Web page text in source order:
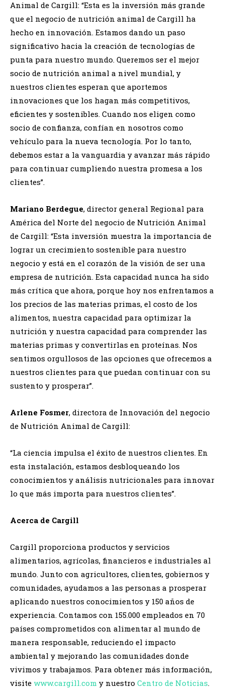
Animal de Cargill: “Esta es la inversión más grande
que el negocio de nutrición animal de Cargill ha
hecho en innovación. Estamos dando un paso
significativo hacia la creación de tecnologías de
punta para nuestro mundo. Queremos ser el mejor
socio de nutrición animal a nivel mundial, y
nuestros clientes esperan que aportemos
innovaciones que los hagan más competitivos,
eficientes y sostenibles. Cuando nos eligen como
socio de confianza, confían en nosotros como
vehículo para la nueva tecnología. Por lo tanto,
debemos estar a la vanguardia y avanzar más rápido
para continuar cumpliendo nuestra promesa a los
clientes”.
Mariano Berdegue, director general Regional para
América del Norte del negocio de Nutrición Animal
de Cargill: “Esta inversión muestra la importancia de
lograr un crecimiento sostenible para nuestro
negocio y está en el corazón de la visión de ser una
empresa de nutrición. Esta capacidad nunca ha sido
más crítica que ahora, porque hoy nos enfrentamos a
los precios de las materias primas, el costo de los
alimentos, nuestra capacidad para optimizar la
nutrición y nuestra capacidad para comprender las
materias primas y convertirlas en proteínas. Nos
sentimos orgullosos de las opciones que ofrecemos a
nuestros clientes para que puedan continuar con su
sustento y prosperar”.
Arlene Fosmer, directora de Innovación del negocio
de Nutrición Animal de Cargill:
“La ciencia impulsa el éxito de nuestros clientes. En
esta instalación, estamos desbloqueando los
conocimientos y análisis nutricionales para innovar
lo que más importa para nuestros clientes”.
Acerca de Cargill
Cargill proporciona productos y servicios
alimentarios, agrícolas, financieros e industriales al
mundo. Junto con agricultores, clientes, gobiernos y
comunidades, ayudamos a las personas a prosperar
aplicando nuestros conocimientos y 150 años de
experiencia. Contamos con 155.000 empleados en 70
países comprometidos con alimentar al mundo de
manera responsable, reduciendo el impacto
ambiental y mejorando las comunidades donde
vivimos y trabajamos. Para obtener más información,
visite www.cargill.com y nuestro Centro de Noticias.